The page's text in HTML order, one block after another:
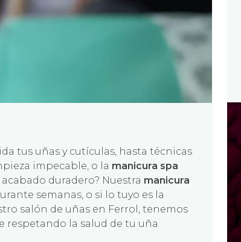
tus uñas y cutículas, hasta técnicas
impecable, o la manicura spa
duradero? Nuestra manicura
semanas, o si lo tuyo es la
salón de uñas en Ferrol, tenemos
respetando la salud de tu uña